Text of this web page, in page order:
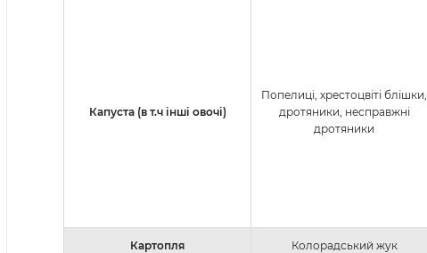
Капуста (в т.ч інші овочі)
Попелиці, хрестоцвіті блішки,
дротяники, несправжні
дротяники
Картопля Колорадський жук